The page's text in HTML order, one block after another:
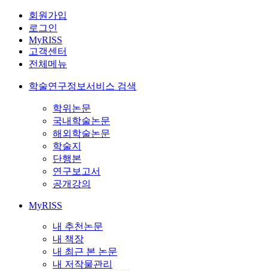
회원가입
로그인
MyRISS
고객센터
전체메뉴
학술연구정보서비스 검색
학위논문
국내학술논문
해외학술논문
학술지
단행본
연구보고서
공개강의
MyRISS
내 추천논문
내 책장
내 최근 본 논문
내 저작물관리